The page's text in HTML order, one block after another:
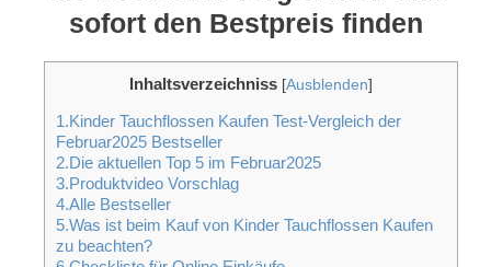
sofort den Bestpreis finden
Inhaltsverzeichniss [Ausblenden]
1.Kinder Tauchflossen Kaufen Test-Vergleich der
Februar2025 Bestseller
2.Die aktuellen Top 5 im Februar2025
3.Produktvideo Vorschlag
4.Alle Bestseller
5.Was ist beim Kauf von Kinder Tauchflossen Kaufen
zu beachten?